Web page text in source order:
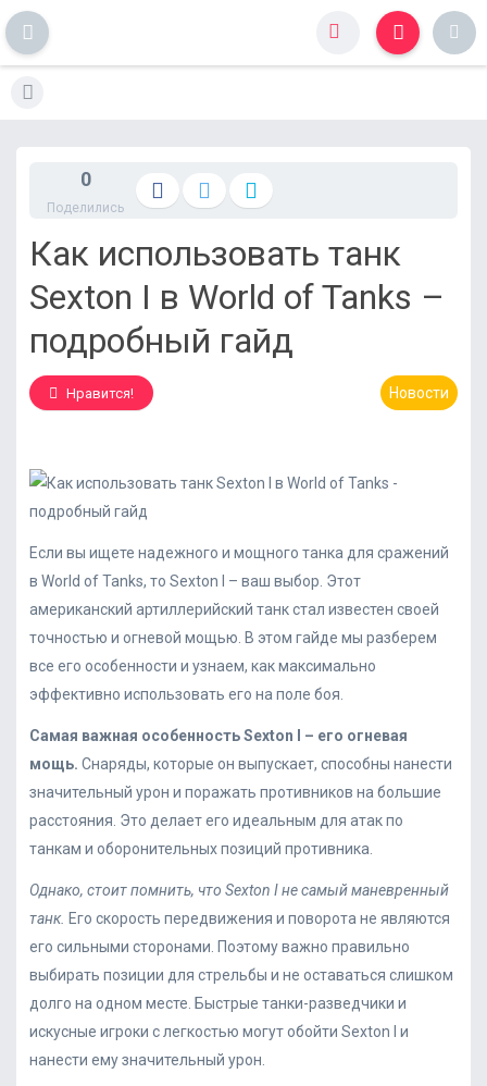
0
Поделились
Как использовать танк
Sexton I в World of Tanks –
подробный гайд
Нравится! Новости
Если вы ищете надежного и мощного танка для сражений
в World of Tanks, то Sexton I – ваш выбор. Этот
американский артиллерийский танк стал известен своей
точностью и огневой мощью. В этом гайде мы разберем
все его особенности и узнаем, как максимально
эффективно использовать его на поле боя.
Самая важная особенность Sexton I – его огневая
мощь. Снаряды, которые он выпускает, способны нанести
значительный урон и поражать противников на большие
расстояния. Это делает его идеальным для атак по
танкам и оборонительных позиций противника.
Однако, стоит помнить, что Sexton I не самый маневренный
танк. Его скорость передвижения и поворота не являются
его сильными сторонами. Поэтому важно правильно
выбирать позиции для стрельбы и не оставаться слишком
долго на одном месте. Быстрые танки-разведчики и
искусные игроки с легкостью могут обойти Sexton I и
нанести ему значительный урон.